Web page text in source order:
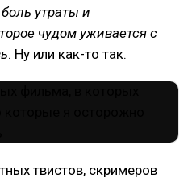
утраты и
чудом уживается с
. Ну или как-то так.
твистов, скримеров